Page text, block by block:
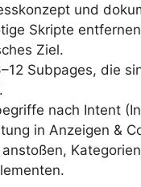
und
Skripte
Ziel.
Subpages, die
nach Intent
in Anzeigen &